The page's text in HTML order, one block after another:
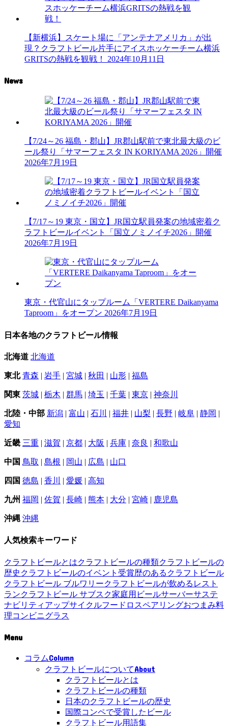
【新横浜】スケート場に「アンテナアメリカ」が出
現？クラフトビール片手にアイスホッケーチーム横浜
GRITSの熱戦を観戦！
2024年10月11日
News
【7/24～26 福島・郡山】JR郡山駅前で東北最大級のビ
ール祭り「サマーフェスタ IN KORIYAMA 2026」開催
2026年7月19日
【7/17～19 東京・国立】JR国立駅員発案の地域密着ク
ラフトビールイベント「国立ノミノイチ2026」開催
2026年7月19日
東京・代官山にタップルーム「VERTERE Daikanyama
Taproom」をオープン 2026年7月19日
日本各地のクラフトビール情報
北海道 北海道
東北 青森 | 岩手 | 宮城 | 秋田 | 山形 | 福島
関東 茨城 | 栃木 | 群馬 | 埼玉 | 千葉 | 東京 | 神奈川
北陸・中部 新潟 | 富山 | 石川 | 福井 | 山梨 | 長野 | 岐阜 | 静岡 |
愛知
近畿 三重 | 滋賀 | 京都 | 大阪 | 兵庫 | 奈良 | 和歌山
中国 鳥取 | 島根 | 岡山 | 広島 | 山口
四国 徳島 | 香川 | 愛媛 | 高知
九州 福岡 | 佐賀 | 長崎 | 熊本 | 大分 | 宮崎 | 鹿児島
沖縄 沖縄
人気検索キーワード
クラフトビールとはクラフトビールの種類クラフトビールの
歴史 クラフトビールのイベント 受賞歴のあるクラフトビール
クラフトビール ブルワリークラフトビールが飲めるレスト
ランクラフトビール サブスク家庭用ビールサーバーサステ
ナビリティ アップサイクルフードロスペアリングおつまみ料
理コンビニグラス
Menu
コラムColumn
クラフトビールについてAbout
クラフトビールとは
クラフトビールの種類
日本のクラフトビールの歴史
国際コンペで受賞したビール
クラフトビール用語集